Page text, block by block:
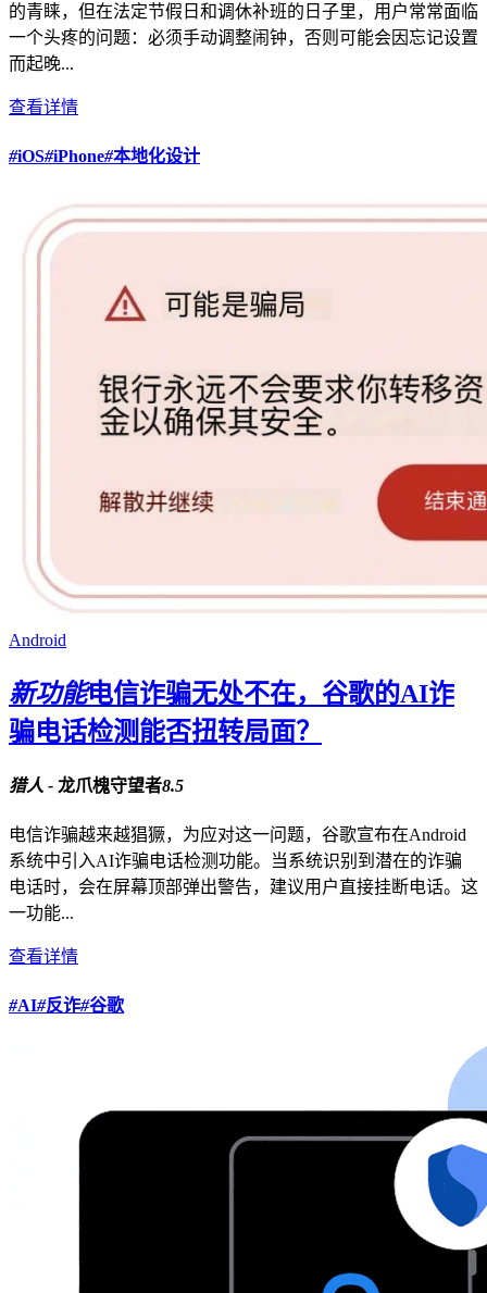
的青睐，但在法定节假日和调休补班的日子里，用户常常面临
一个头疼的问题：必须手动调整闹钟，否则可能会因忘记设置
而起晚...
查看详情
#iOS#iPhone#本地化设计
Android
新功能电信诈骗无处不在，谷歌的AI诈
骗电话检测能否扭转局面？
猎人 - 龙爪槐守望者8.5
电信诈骗越来越猖獗，为应对这一问题，谷歌宣布在Android
系统中引入AI诈骗电话检测功能。当系统识别到潜在的诈骗
电话时，会在屏幕顶部弹出警告，建议用户直接挂断电话。这
一功能...
查看详情
#AI#反诈#谷歌